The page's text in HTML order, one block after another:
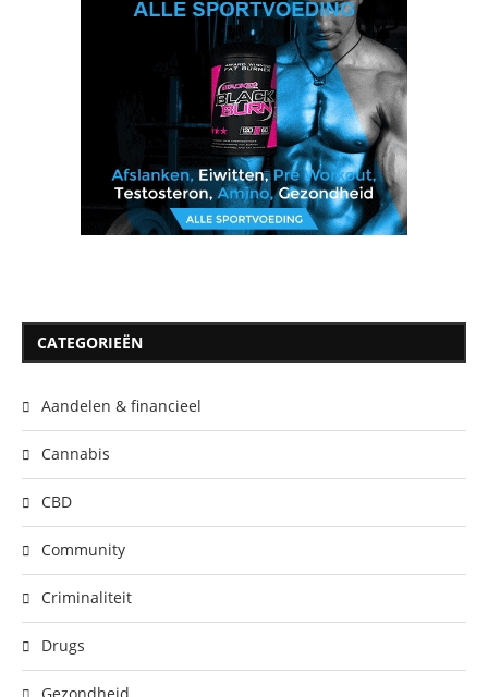
CATEGORIEËN
Aandelen & financieel
Cannabis
CBD
Community
Criminaliteit
Drugs